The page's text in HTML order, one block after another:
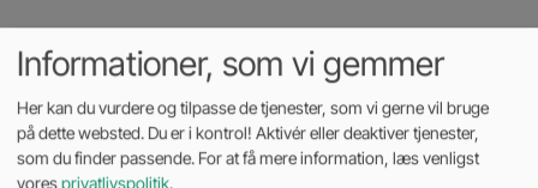
Informationer, som vi gemmer
Her kan du vurdere og tilpasse de tjenester, som vi gerne vil bruge
på dette websted. Du er i kontrol! Aktivér eller deaktiver tjenester,
som du finder passende. For at få mere information, læs venligst
voresprivatlivspolitik.